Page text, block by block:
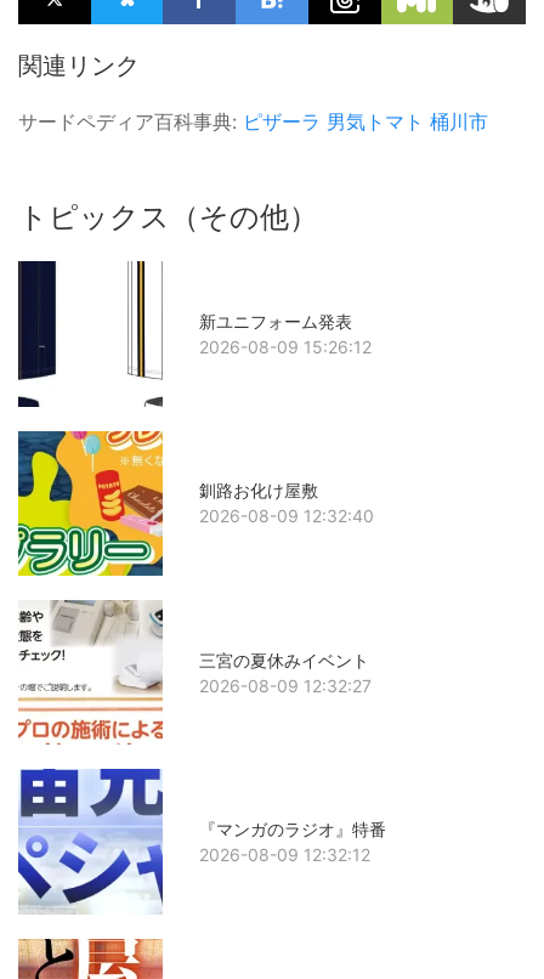
関連リンク
サードペディア百科事典: ピザーラ 男気トマト 桶川市
トピックス（その他）
新ユニフォーム発表
2026-08-09 15:26:12
釧路お化け屋敷
2026-08-09 12:32:40
三宮の夏休みイベント
2026-08-09 12:32:27
『マンガのラジオ』特番
2026-08-09 12:32:12